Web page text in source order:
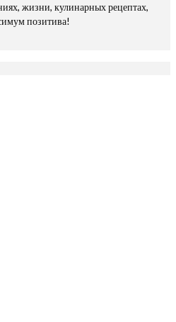
жизни, кулинарных рецептах,
позитива!